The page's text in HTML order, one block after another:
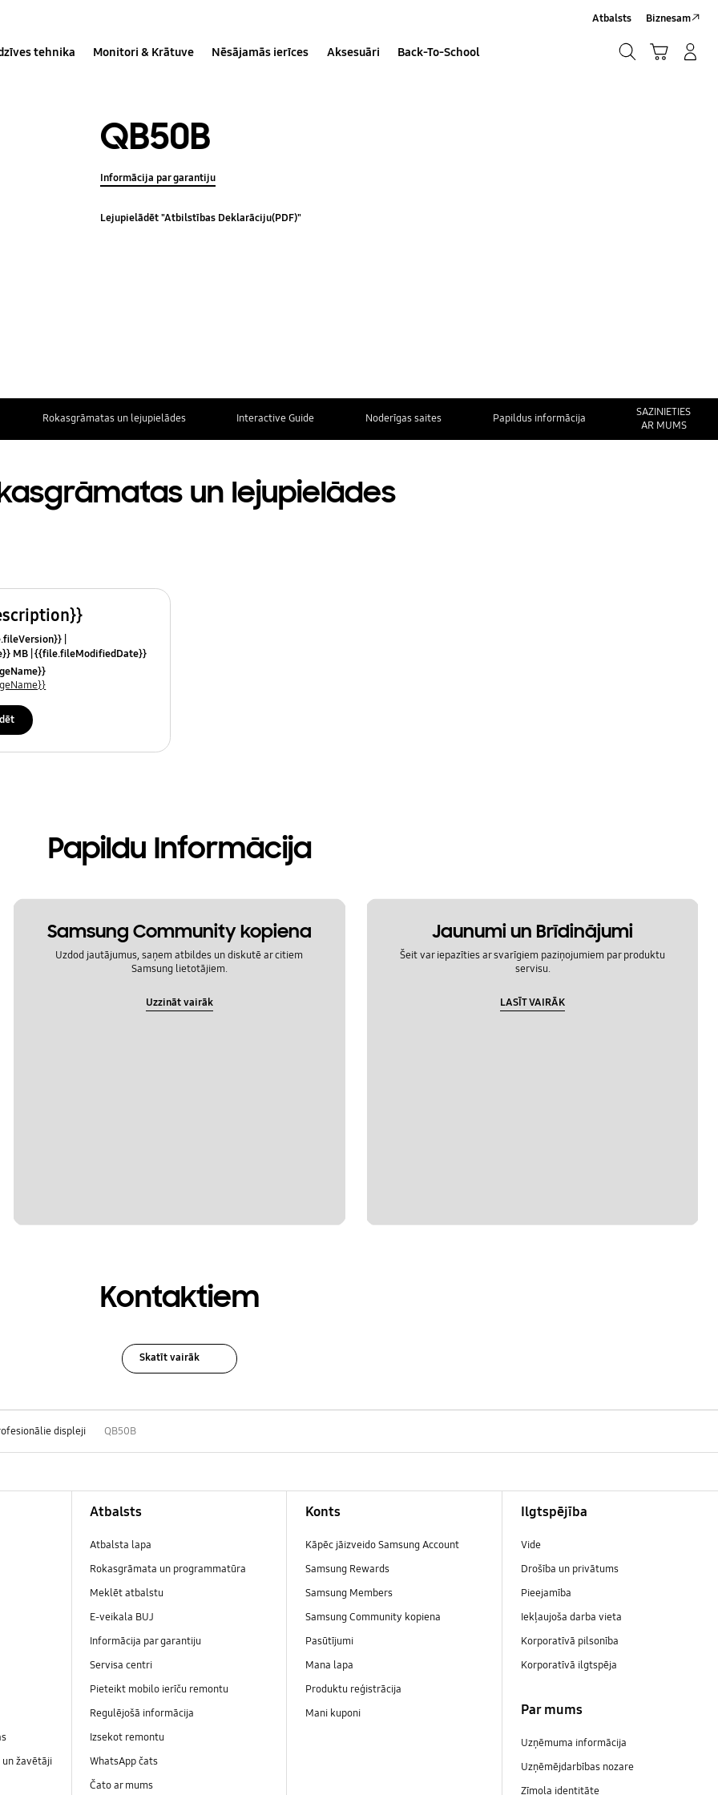
tehnika Monitori & Krātuve Nēsājamās ierīces Aksesuāri Back-To-School
Atbalsts Biznesam
QB50B
Informācija par garantiju
Lejupielādēt "Atbilstības Deklarāciju(PDF)"
Rokasgrāmatas un lejupielādes Interactive Guide Noderīgas saites Papildus informācija
SAZINIETIES
AR MUMS
un lejupielādes
MB {{file.fileModifiedDate}}
Papildu Informācija
Samsung Community kopiena
Uzdod jautājumus, saņem atbildes un diskutē ar citiem
Samsung lietotājiem.
Uzzināt vairāk
Jaunumi un Brīdinājumi
Šeit var iepazīties ar svarīgiem paziņojumiem par produktu
servisu.
LASĪT VAIRĀK
Kontaktiem
Skatīt vairāk
displeji QB50B
un žavētāji
Atbalsts
Atbalsta lapa
Rokasgrāmata un programmatūra
Meklēt atbalstu
E-veikala BUJ
Informācija par garantiju
Servisa centri
Pieteikt mobilo ierīču remontu
Regulējošā informācija
Izsekot remontu
WhatsApp čats
Čato ar mums
Konts
Kāpēc jāizveido Samsung Account
Samsung Rewards
Samsung Members
Samsung Community kopiena
Pasūtījumi
Mana lapa
Produktu reģistrācija
Mani kuponi
Ilgtspējība
Vide
Drošība un privātums
Pieejamība
Iekļaujoša darba vieta
Korporatīvā pilsonība
Korporatīvā ilgtspēja
Par mums
Uzņēmuma informācija
Uzņēmējdarbības nozare
Zīmola identitāte